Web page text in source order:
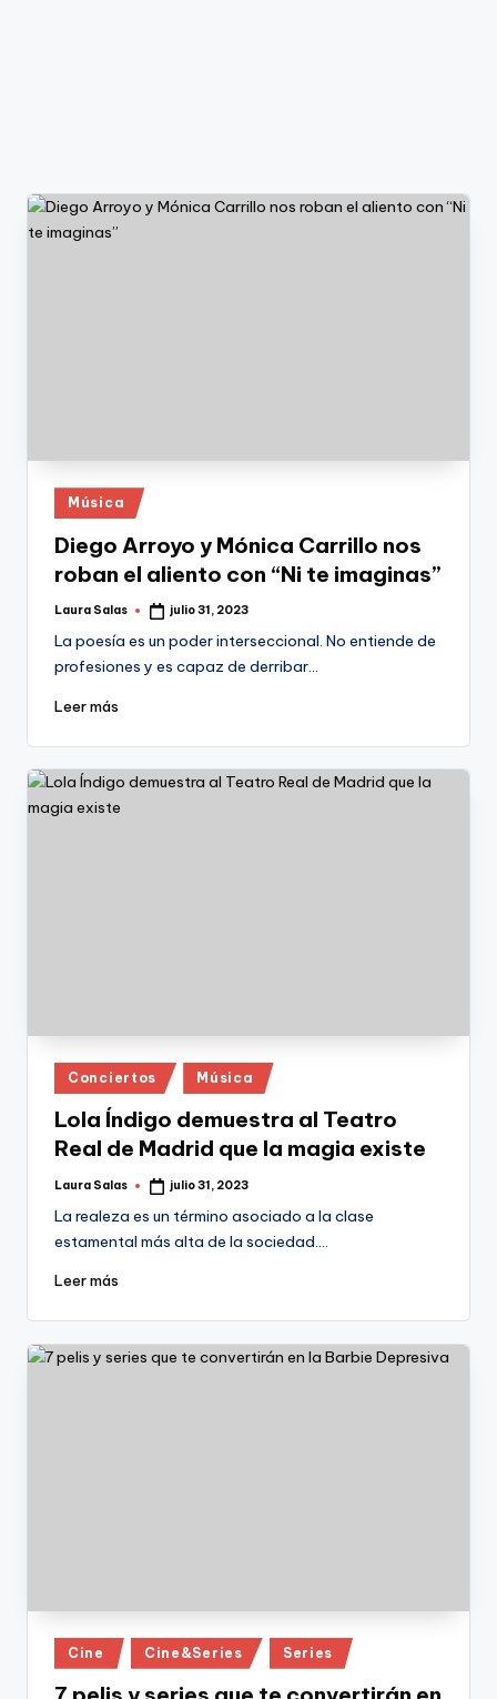
Publicado
en
Música
Diego Arroyo y Mónica Carrillo nos
roban el aliento con “Ni te imaginas”
Publicado
Laura Salas julio 31, 2023
La poesía es un poder interseccional. No entiende de
profesiones y es capaz de derribar…
Leer más
Publicado
en
Conciertos Música
Lola Índigo demuestra al Teatro
Real de Madrid que la magia existe
Publicado
Laura Salas julio 31, 2023
La realeza es un término asociado a la clase
estamental más alta de la sociedad.…
Leer más
Publicado
en
Cine Cine&Series Series